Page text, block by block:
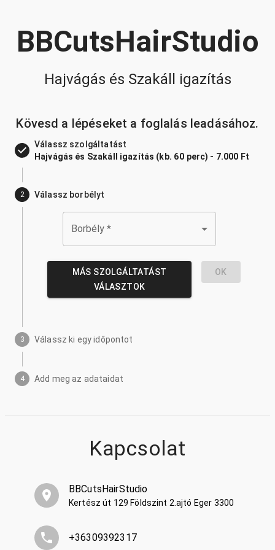
BBCutsHairStudio
Hajvágás és Szakáll igazítás
Kövesd a lépéseket a foglalás leadásához.
Válassz szolgáltatást
Hajvágás és Szakáll igazítás (kb. 60 perc) - 7.000 Ft
2 Válassz borbélyt
Borbély *
MÁS SZOLGÁLTATÁST
VÁLASZTOK
OK
3 Válassz ki egy időpontot
4 Add meg az adataidat
Kapcsolat
BBCutsHairStudio
Kertész út 129 Földszint 2.ajtó Eger 3300
+36309392317